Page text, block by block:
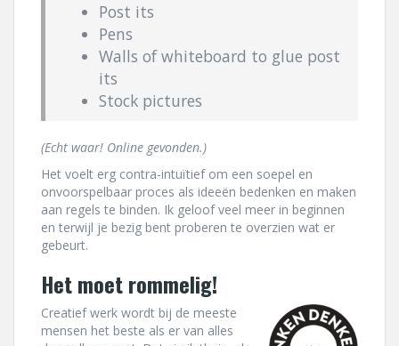
Post its
Pens
Walls of whiteboard to glue post
its
Stock pictures
(Echt waar! Online gevonden.)
Het voelt erg contra-intuïtief om een soepel en
onvoorspelbaar proces als ideeën bedenken en maken
aan regels te binden. Ik geloof veel meer in beginnen
en terwijl je bezig bent proberen te overzien wat er
gebeurt.
Het moet rommelig!
Creatief werk wordt bij de meeste
mensen het beste als er van alles